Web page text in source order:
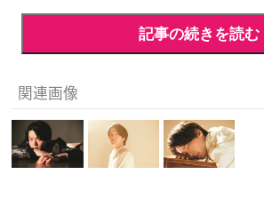
記事の続きを読む
関連画像